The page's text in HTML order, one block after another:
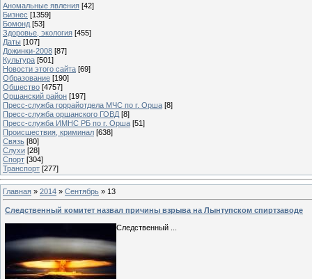
Аномальные явления [42]
Бизнес [1359]
Бомонд [53]
Здоровье, экология [455]
Даты [107]
Дожинки-2008 [87]
Культура [501]
Новости этого сайта [69]
Образование [190]
Общество [4757]
Оршанский район [197]
Пресс-служба горрайотдела МЧС по г. Орша [8]
Пресс-служба оршанского ГОВД [8]
Пресс-служба ИМНС РБ по г. Орша [51]
Проиcшествия, криминал [638]
Связь [80]
Слухи [28]
Спорт [304]
Транспорт [277]
Главная » 2014 » Сентябрь » 13
Следственный комитет назвал причины взрыва на Лынтупском спиртзаводе
Следственный